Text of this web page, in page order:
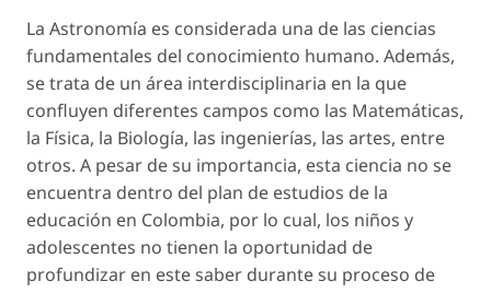
La Astronomía es considerada una de las ciencias
fundamentales del conocimiento humano. Además,
se trata de un área interdisciplinaria en la que
confluyen diferentes campos como las Matemáticas,
la Física, la Biología, las ingenierías, las artes, entre
otros. A pesar de su importancia, esta ciencia no se
encuentra dentro del plan de estudios de la
educación en Colombia, por lo cual, los niños y
adolescentes no tienen la oportunidad de
profundizar en este saber durante su proceso de